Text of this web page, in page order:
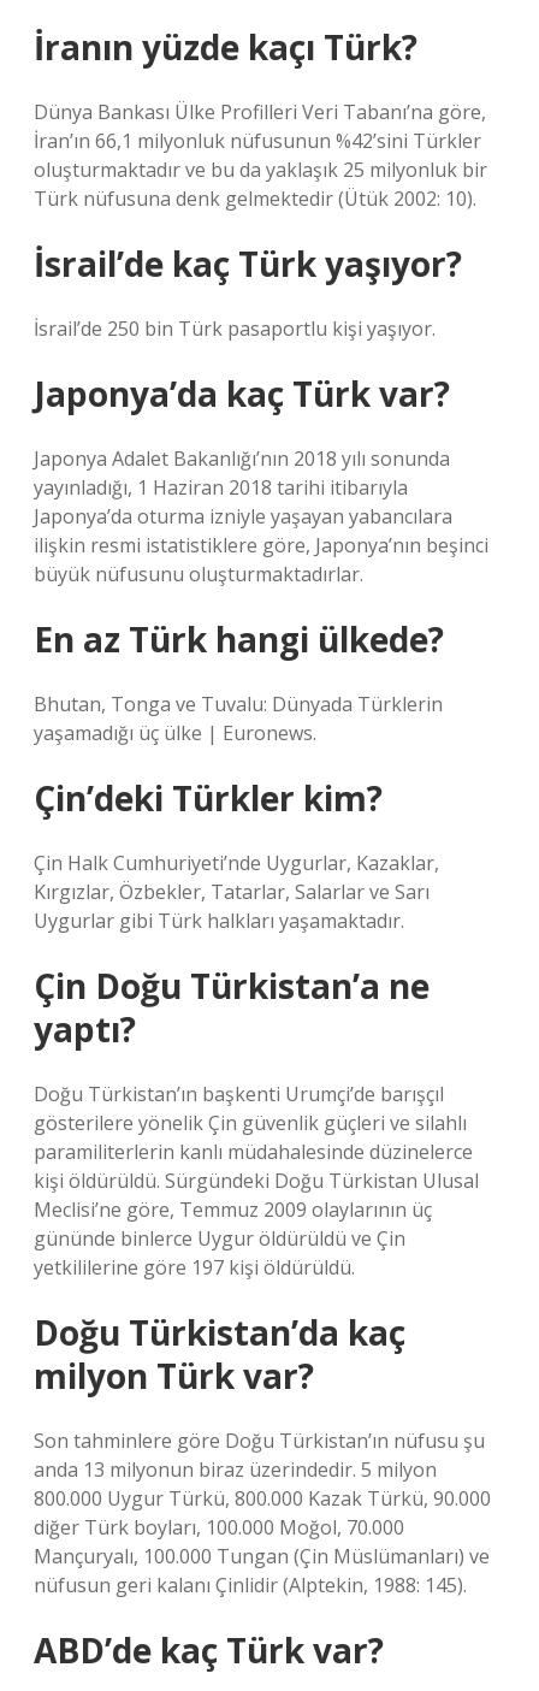
İranın yüzde kaçı Türk?
Dünya Bankası Ülke Profilleri Veri Tabanı’na göre,
İran’ın 66,1 milyonluk nüfusunun %42’sini Türkler
oluşturmaktadır ve bu da yaklaşık 25 milyonluk bir
Türk nüfusuna denk gelmektedir (Ütük 2002: 10).
İsrail’de kaç Türk yaşıyor?
İsrail’de 250 bin Türk pasaportlu kişi yaşıyor.
Japonya’da kaç Türk var?
Japonya Adalet Bakanlığı’nın 2018 yılı sonunda
yayınladığı, 1 Haziran 2018 tarihi itibarıyla
Japonya’da oturma izniyle yaşayan yabancılara
ilişkin resmi istatistiklere göre, Japonya’nın beşinci
büyük nüfusunu oluşturmaktadırlar.
En az Türk hangi ülkede?
Bhutan, Tonga ve Tuvalu: Dünyada Türklerin
yaşamadığı üç ülke | Euronews.
Çin’deki Türkler kim?
Çin Halk Cumhuriyeti’nde Uygurlar, Kazaklar,
Kırgızlar, Özbekler, Tatarlar, Salarlar ve Sarı
Uygurlar gibi Türk halkları yaşamaktadır.
Çin Doğu Türkistan’a ne
yaptı?
Doğu Türkistan’ın başkenti Urumçi’de barışçıl
gösterilere yönelik Çin güvenlik güçleri ve silahlı
paramiliterlerin kanlı müdahalesinde düzinelerce
kişi öldürüldü. Sürgündeki Doğu Türkistan Ulusal
Meclisi’ne göre, Temmuz 2009 olaylarının üç
gününde binlerce Uygur öldürüldü ve Çin
yetkililerine göre 197 kişi öldürüldü.
Doğu Türkistan’da kaç
milyon Türk var?
Son tahminlere göre Doğu Türkistan’ın nüfusu şu
anda 13 milyonun biraz üzerindedir. 5 milyon
800.000 Uygur Türkü, 800.000 Kazak Türkü, 90.000
diğer Türk boyları, 100.000 Moğol, 70.000
Mançuryalı, 100.000 Tungan (Çin Müslümanları) ve
nüfusun geri kalanı Çinlidir (Alptekin, 1988: 145).
ABD’de kaç Türk var?